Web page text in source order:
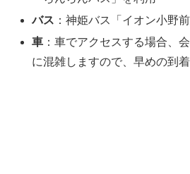
バス ：神姫バス「イオン小野
車 ：車でアクセスする場合、
に混雑しますので、早めの到